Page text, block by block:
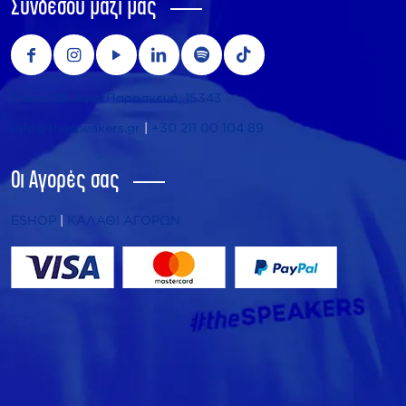
Συνδέσου μαζί μας
Τήνου 25, Αγία Παρασκευή, 15343
info@thespeakers.gr +30 211 00 104 89
Οι Αγορές σας
ESHOP| ΚΑΛΑΘΙ ΑΓΟΡΩΝ